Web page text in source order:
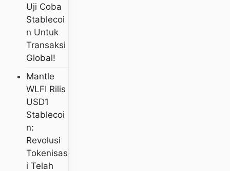
Uji Coba
Stablecoi
N Untuk
Transaksi
Global!
Mantle
WLFI Rilis
USD1
Stablecoi
N:
Revolusi
Tokenisas
I Telah